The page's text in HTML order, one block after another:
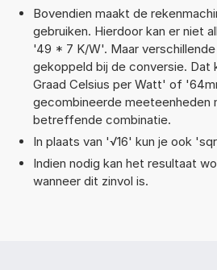
Bovendien maakt de
gebruiken. Hierdoor kan er niet
'49 * 7 K/W'. Maar
gekoppeld bij de conversie. Dat
Graad Celsius per Watt' of
gecombineerde meeteenheden
betreffende combinatie.
In plaats van '√16' kun je ook
Indien nodig kan het resultaat
wanneer dit zinvol is.